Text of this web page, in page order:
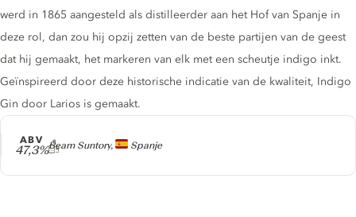
Producer
Beam Suntory, Spanje
ABV
47,3%
werd in 1865 aangesteld als distilleerder aan het Hof van Spanje in
deze rol, dan zou hij opzij zetten van de beste partijen van de geest
dat hij gemaakt, het markeren van elk met een scheutje indigo inkt.
Geïnspireerd door deze historische indicatie van de kwaliteit, Indigo
Gin door Larios is gemaakt.